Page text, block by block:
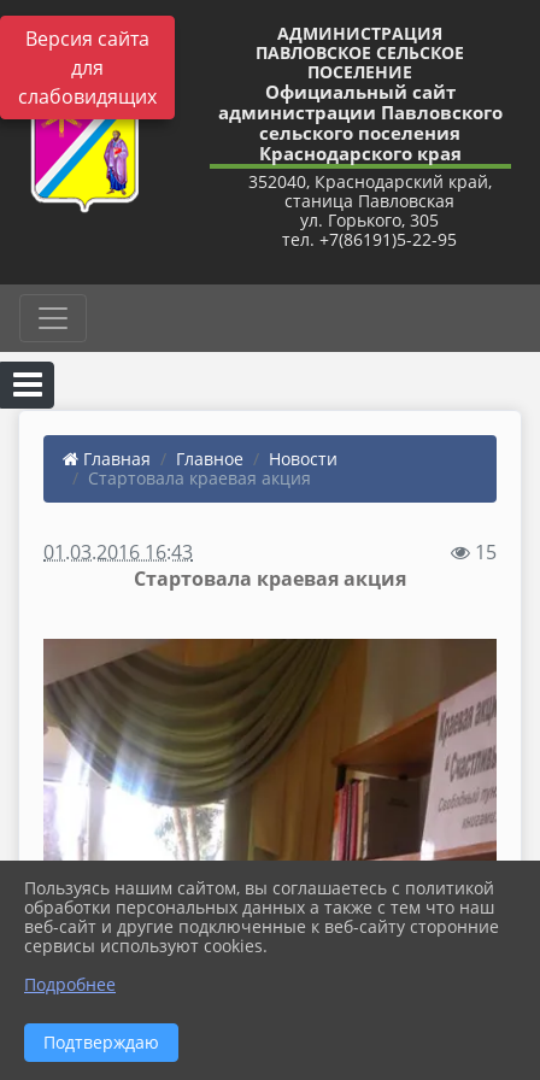
Версия сайта
для
слабовидящих
АДМИНИСТРАЦИЯ
ПАВЛОВСКОЕ СЕЛЬСКОЕ
ПОСЕЛЕНИЕ
Официальный сайт
администрации Павловского
сельского поселения
Краснодарского края
352040, Краснодарский край,
станица Павловская
ул. Горького, 305
тел. +7(86191)5-22-95
Главная Главное
Новости
Стартовала краевая акция
01.03.2016 16:43
15
Стартовала краевая акция
Пользуясь нашим сайтом, вы соглашаетесь с политикой
обработки персональных данных а также с тем что наш
веб-сайт и другие подключенные к веб-сайту сторонние
сервисы используют cookies.
Подробнее
Подтверждаю